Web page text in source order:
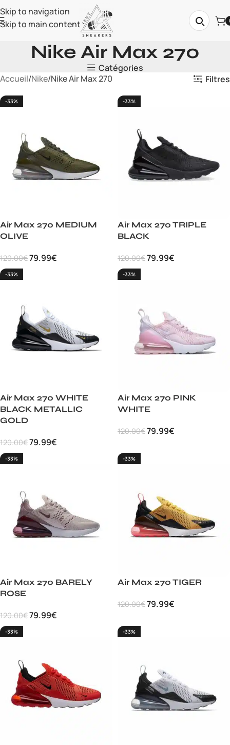
Skip to navigation
Skip to main content
Nike Air Max 270
Catégories
Accueil Nike Nike Air Max 270 Filtres
-33%
Air Max 270 MEDIUM
OLIVE
120.00€79.99€
-33%
Air Max 270 TRIPLE
BLACK
120.00€79.99€
-33%
Air Max 270 WHITE
BLACK METALLIC
GOLD
120.00€79.99€
-33%
Air Max 270 PINK
WHITE
120.00€79.99€
-33%
Air Max 270 BARELY
ROSE
120.00€79.99€
-33%
Air Max 270 TIGER
120.00€79.99€
-33% -33%